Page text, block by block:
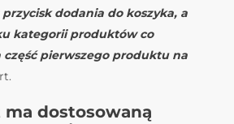
dodania do koszyka, a
kategorii produktów co
pierwszego produktu na
dostosowaną